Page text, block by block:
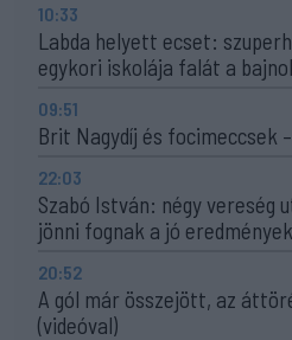
10:33
Labda helyett ecset:
egykori iskolája falát a
09:51
Brit Nagydíj és focimeccsek
22:03
Szabó István: négy vereség
jönni fognak a jó eredmények
20:52
A gól már összejött, az
(videóval)